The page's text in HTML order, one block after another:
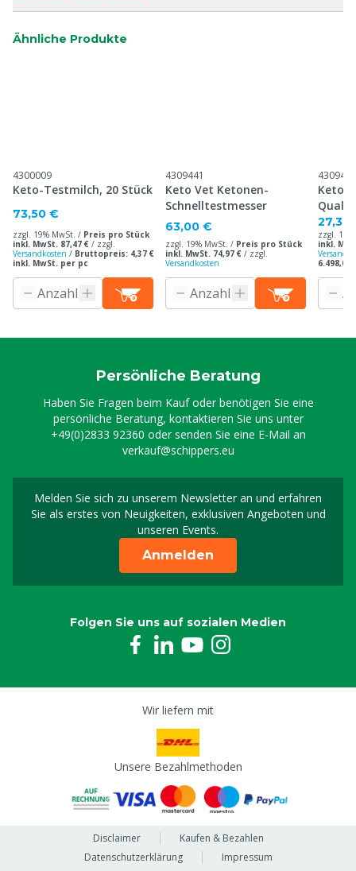
Ähnliche Produkte
4300009
Keto-Testmilch, 20 Stück
73,50 €
zzgl. 19% MwSt. / Preis pro Stück
inkl. MwSt. 87,47 € / zzgl.
Versandkosten / Bruttopreis: 4,37 €
inkl. MwSt. per pc
4309441
Keto Vet Ketonen-
Schnelltestmesser
63,00 €
zzgl. 19% MwSt. / Preis pro Stück
inkl. MwSt. 74,97 € / zzgl.
Versandkosten
4309442
Keto
eit, 5
27,30
zzgl.
inkl.
Persönliche Beratung
Haben Sie Fragen beim Kauf oder benötigen Sie eine
persönliche Beratung, kontaktieren Sie uns unter
+49(0)2833 92360 oder senden Sie eine E-Mail an
verkauf@schippers.eu
Melden Sie sich zu unserem Newsletter an und erfahren
Sie als erstes von Neuigkeiten, exklusiven Angeboten und
unseren Events.
Melden Sie sich für
Anmelden
Folgen Sie uns auf sozialen Medien
Wir liefern mit
Unsere Bezahlmethoden
Disclaimer
Kaufen & Bezahlen
Datenschutzerklärung
Impressum